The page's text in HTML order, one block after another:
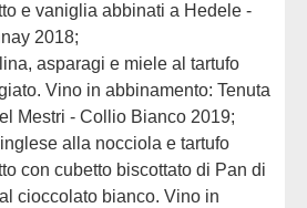
e vaniglia abbinati a Hedele -
2018;
asparagi e miele al tartufo
Vino in abbinamento: Tenuta
Mestri - Collio Bianco 2019;
alla nocciola e tartufo
con cubetto biscottato di Pan di
cioccolato bianco. Vino in